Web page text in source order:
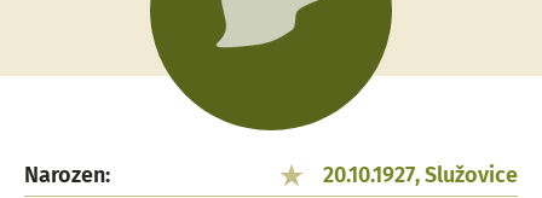
Narozen: 20.10.1927, Služovice